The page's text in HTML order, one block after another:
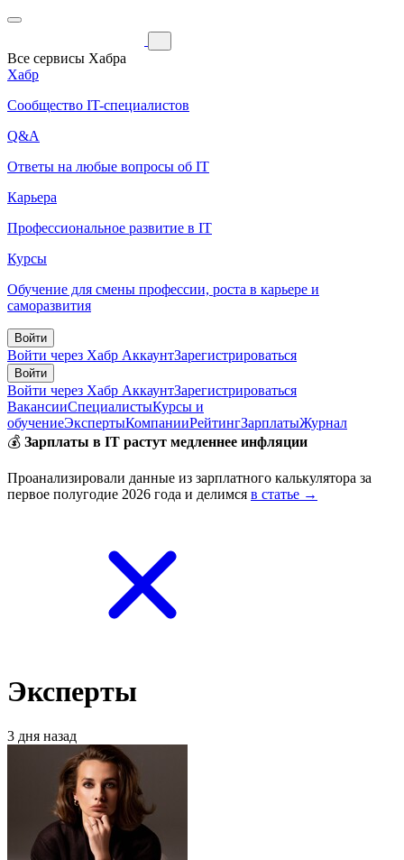
Все сервисы Хабра
Хабр
Сообщество IT-специалистов
Q&A
Ответы на любые вопросы об IT
Карьера
Профессиональное развитие в IT
Курсы
Обучение для смены профессии, роста в карьере и
саморазвития
Войти
Войти через Хабр АккаунтЗарегистрироваться
Войти
Войти через Хабр АккаунтЗарегистрироваться
ВакансииСпециалистыКурсы и
обучениеЭкспертыКомпанииРейтингЗарплатыЖурнал
💰 Зарплаты в IT растут медленнее инфляции
Проанализировали данные из зарплатного калькулятора за
первое полугодие 2026 года и делимся в статье →
Эксперты
3 дня назад